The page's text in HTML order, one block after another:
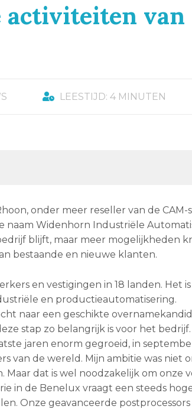
activiteiten van
LEESTIJD: 4 MINUTEN
onder meer reseller van de CAM-
naam Widenhorn Industriële
blijft, maar meer mogelijkheden
bestaande en nieuwe klanten.
en vestigingen in 18 landen. Het
en productieautomatisering.
naar een geschikte
stap zo belangrijk is voor het bedrijf.
jaren enorm gegroeid, in
van de wereld. Mijn ambitie was niet
dat is wel noodzakelijk om onze
in de Benelux vraagt een steeds
Onze geavanceerde